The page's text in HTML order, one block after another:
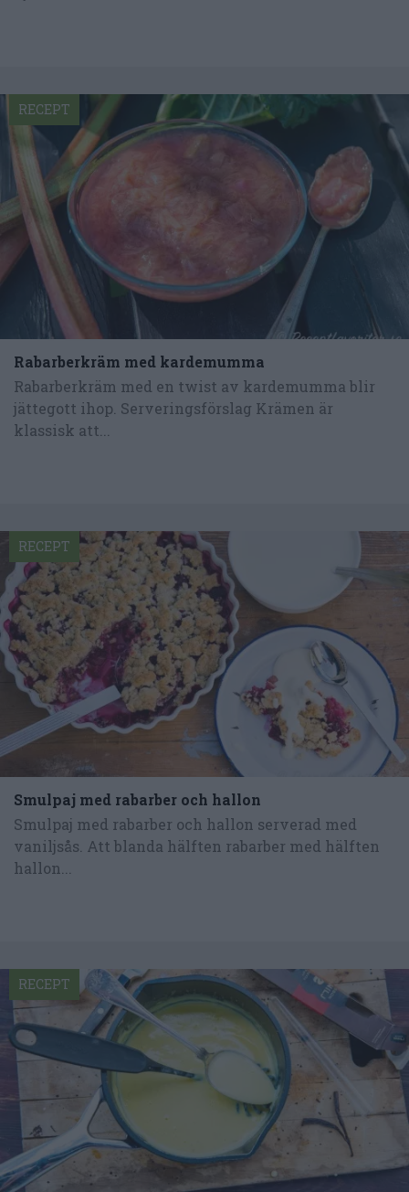
Rabarberkräm med kardemumma
Rabarberkräm med en twist av kardemumma blir
jättegott ihop. Serveringsförslag Krämen är
klassisk att...
RECEPT
Smulpaj med rabarber och hallon
Smulpaj med rabarber och hallon serverad med
vaniljsås. Att blanda hälften rabarber med hälften
hallon...
RECEPT
RECEPT